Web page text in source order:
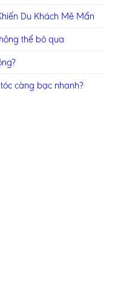
Du Khách Mê Mẩn
thể bỏ qua
càng bạc nhanh?